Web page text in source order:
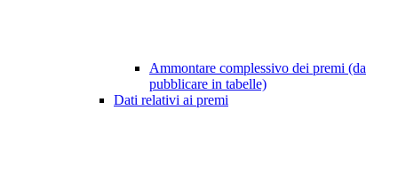
Ammontare complessivo dei premi (da
pubblicare in tabelle)
Dati relativi ai premi